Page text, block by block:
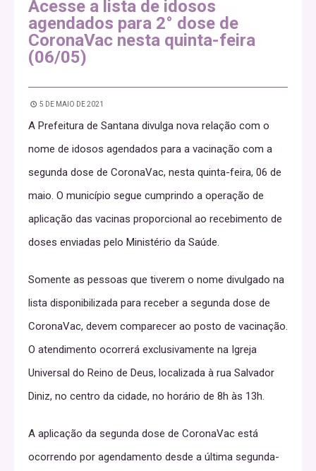
Acesse a lista de idosos
agendados para 2° dose de
CoronaVac nesta quinta-feira
(06/05)
5 DE MAIO DE 2021
A Prefeitura de Santana divulga nova relação com o
nome de idosos agendados para a vacinação com a
segunda dose de CoronaVac, nesta quinta-feira, 06 de
maio. O município segue cumprindo a operação de
aplicação das vacinas proporcional ao recebimento de
doses enviadas pelo Ministério da Saúde.
Somente as pessoas que tiverem o nome divulgado na
lista disponibilizada para receber a segunda dose de
CoronaVac, devem comparecer ao posto de vacinação.
O atendimento ocorrerá exclusivamente na Igreja
Universal do Reino de Deus, localizada à rua Salvador
Diniz, no centro da cidade, no horário de 8h às 13h.
A aplicação da segunda dose de CoronaVac está
ocorrendo por agendamento desde a última segunda-